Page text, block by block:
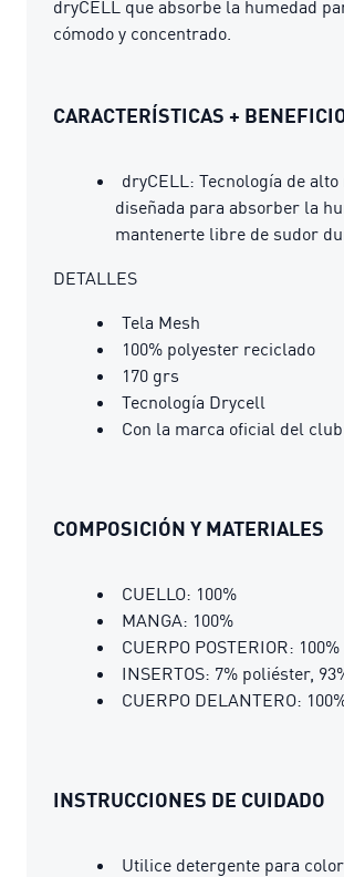
dryCELL que absorbe la humedad
cómodo y concentrado.
CARACTERÍSTICAS +
dryCELL: Tecnología de
diseñada para absorber la
mantenerte libre de sudor
DETALLES
Tela Mesh
100% polyester reciclado
170 grs
Tecnología Drycell
Con la marca oficial del club
COMPOSICIÓN Y MATERIALES
CUELLO: 100%
MANGA: 100%
CUERPO POSTERIOR: 100%
INSERTOS: 7% poliéster,
CUERPO DELANTERO:
INSTRUCCIONES DE CUIDADO
Utilice detergente para